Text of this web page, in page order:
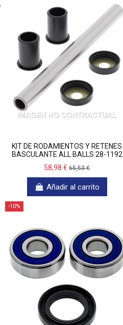
KIT DE RODAMIENTOS Y RETENES
BASCULANTE ALL BALLS 28-1192
58,98 €65,53 €
Añadir al carrito
-10%